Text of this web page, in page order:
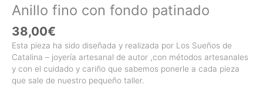
Anillo fino con fondo patinado
38,00€
Esta pieza ha sido diseñada y realizada por Los Sueños de
Catalina – joyería artesanal de autor ,con métodos artesanales
y con el cuidado y cariño que sabemos ponerle a cada pieza
que sale de nuestro pequeño taller.